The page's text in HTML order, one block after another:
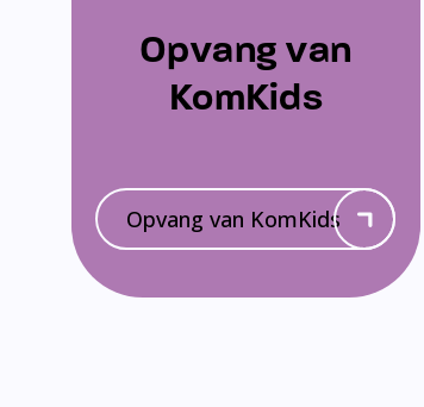
Opvang van
KomKids
Opvang van KomKids